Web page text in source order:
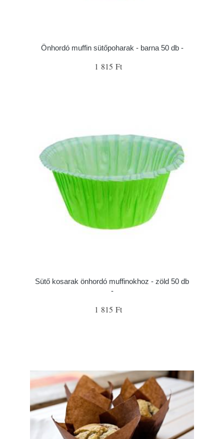
Önhordó muffin sütőpoharak - barna 50 db -
1 815 Ft
Sütő kosarak önhordó muffinokhoz - zöld 50 db
-
1 815 Ft